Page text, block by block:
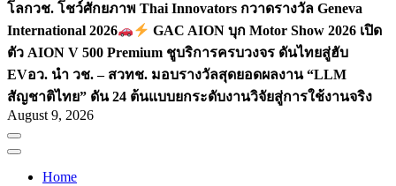
โลกวช. โชว์ศักยภาพ Thai Innovators กวาดรางวัล Geneva
International 2026
GAC AION บุก Motor Show 2026 เปิด
ตัว AION V 500 Premium ชูบริการครบวงจร ดันไทยสู่ฮับ
EVอว. นำ วช. – สวทช. มอบรางวัลสุดยอดผลงาน “LLM
สัญชาติไทย” ดัน 24 ต้นแบบยกระดับงานวิจัยสู่การใช้งานจริง
August 9, 2026
Home